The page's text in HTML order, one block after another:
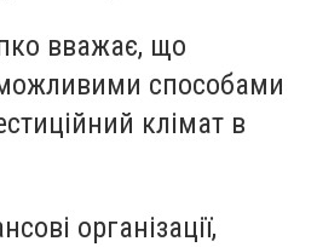
вважає, що
способами
клімат в
організації,